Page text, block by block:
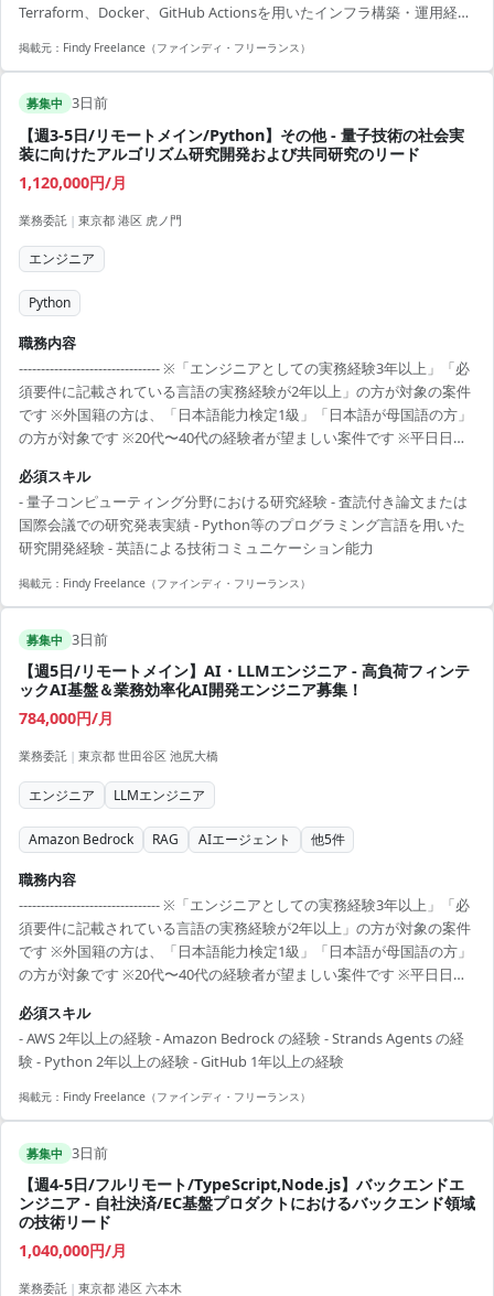
Terraform、Docker、GitHub Actionsを用いたインフラ構築・運用経験
で対応した経験
掲載元： Findy Freelance（ファインディ・フリーランス）
募集中 3日前
【週3-5日/リモートメイン/Python】その他 - 量子技術の社会実
装に向けたアルゴリズム研究開発および共同研究のリード
1,120,000円/月
業務委託 | 東京都 港区 虎ノ門
エンジニア
Python
職務内容
-------------------------------- ※「エンジニアとしての実務経験3年以上」「必
須要件に記載されている言語の実務経験が2年以上」の方が対象の案件
です ※外国籍の方は、「日本語能力検定1級」「日本語が母国語の方」
の方が対象です ※20代〜40代の経験者が望ましい案件です ※平日日中
いる方は、直接ご連絡いただいた方がスムーズです ----------------------------
---- - 産業量子優位性（Industrial Quantum Advantage）の定義、評価
体系、ベンチマーク、ホワイトペーパーの策...
必須スキル
- 量子コンピューティング分野における研究経験 - 査読付き論文または
国際会議での研究発表実績 - Python等のプログラミング言語を用いた
研究開発経験 - 英語による技術コミュニケーション能力
掲載元： Findy Freelance（ファインディ・フリーランス）
募集中 3日前
【週5日/リモートメイン】AI・LLMエンジニア - 高負荷フィンテ
ックAI基盤＆業務効率化AI開発エンジニア募集！
784,000円/月
業務委託 | 東京都 世田谷区 池尻大橋
エンジニア LLMエンジニア
Amazon Bedrock RAG AIエージェント 他5件
職務内容
-------------------------------- ※「エンジニアとしての実務経験3年以上」「必
須要件に記載されている言語の実務経験が2年以上」の方が対象の案件
です ※外国籍の方は、「日本語能力検定1級」「日本語が母国語の方」
の方が対象です ※20代〜40代の経験者が望ましい案件です ※平日日中
いる方は、直接ご連絡いただいた方がスムーズです ----------------------------
---- - RAGを用いたチャットボット - 開発業務効率化が目的。Slack上の
会話履歴やConfluence上の仕様書検索が可能 -...
必須スキル
- AWS 2年以上の経験 - Amazon Bedrock の経験 - Strands Agents の経
験 - Python 2年以上の経験 - GitHub 1年以上の経験
掲載元： Findy Freelance（ファインディ・フリーランス）
募集中 3日前
【週4-5日/フルリモート/TypeScript,Node.js】バックエンドエ
ンジニア - 自社決済/EC基盤プロダクトにおけるバックエンド領域
の技術リード
1,040,000円/月
業務委託 | 東京都 港区 六本木